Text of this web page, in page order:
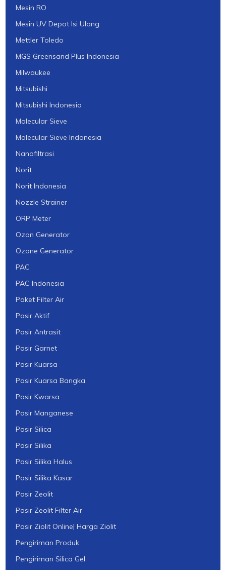
Mesin RO
Mesin UV Depot Isi Ulang
Mettler Toledo
MGS Greensand Plus Indonesia
Milwaukee
Mitsubishi
Mitsubishi Indonesia
Molecular Sieve
Molecular Sieve Indonesia
Nanofiltrasi
Norit
Norit Indonesia
Nozzle Strainer
ORP Meter
Ozon Generator
Ozone Generator
PAC
PAC Indonesia
Paket Filter Air
Pasir Aktif
Pasir Antrasit
Pasir Garnet
Pasir Kuarsa
Pasir Kuarsa Bangka
Pasir Kwarsa
Pasir Manganese
Pasir Silica
Pasir Silika
Pasir Silika Halus
Pasir Silika Kasar
Pasir Zeolit
Pasir Zeolit Filter Air
Pasir Ziolit Online| Harga Ziolit
Pengiriman Produk
Pengiriman Silica Gel